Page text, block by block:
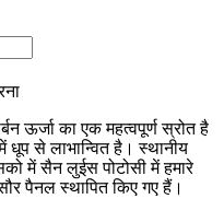
ऊर्जा का एक महत्वपूर्ण स्रोत है
धूप से लाभान्वित है। स्थानीय
में सैन लुईस पोटोसी में हमारे
पैनल स्थापित किए गए हैं।